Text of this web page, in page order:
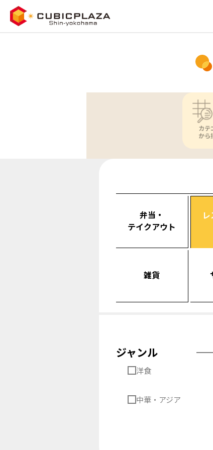
カテ
から
弁当・
テイクアウト
雑貨
ジャンル
洋食
中華・アジア